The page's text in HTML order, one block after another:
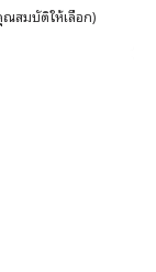
สวมใส่ได้พอดี
สมบัติให้เลือก)